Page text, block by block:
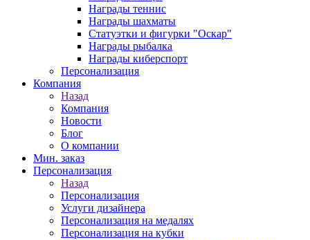
Награды теннис
Награды шахматы
Статуэтки и фигурки "Оскар"
Награды рыбалка
Награды киберспорт
Персонализация
Компания
Назад
Компания
Новости
Блог
О компании
Мин. заказ
Персонализация
Назад
Персонализация
Услуги дизайнера
Персонализация на медалях
Персонализация на кубки